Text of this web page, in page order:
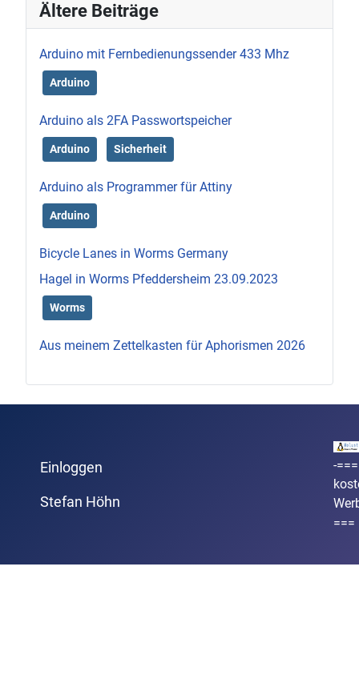
Ältere Beiträge
Arduino mit Fernbedienungssender 433 Mhz
Arduino
Arduino als 2FA Passwortspeicher
Arduino Sicherheit
Arduino als Programmer für Attiny
Arduino
Bicycle Lanes in Worms Germany
Hagel in Worms Pfeddersheim 23.09.2023
Worms
Aus meinem Zettelkasten für Aphorismen 2026
Einloggen
Stefan Höhn
-===
===